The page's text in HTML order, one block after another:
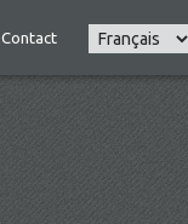
Main
navigation
Contact
Select
your
language